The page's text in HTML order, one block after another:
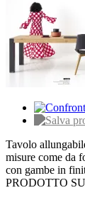
Tavolo
misure come da
con gambe in
PRODOTTO